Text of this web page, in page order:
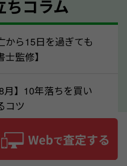
カラへ車の状態につい
ングで売るのも
す。車にも需要の高い
期だと査定金額が抑え
に需要が高い時期であ
なります。一般的に新
ちコラム
から15日を過ぎても
監修】
月】10年落ちを買い
コツ
’26年8月】10年落ち